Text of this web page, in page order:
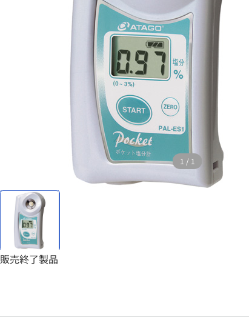
1 / 1
販売終了製品